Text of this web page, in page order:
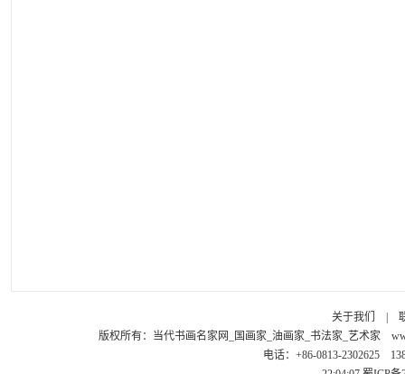
关于我们
版权所有： 当代书画名家网_国画家_油画家_书法家_艺术家
电话：+86-0813-2302625